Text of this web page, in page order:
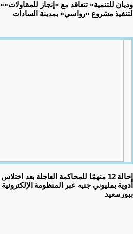
«وديان للتنمية» تتعاقد مع «إنجاز للمقاولات»
لتنفيذ مشروع «رواسي» بمدينة السادات
إحالة 12 متهمًا للمحاكمة العاجلة بعد اختلاس
أدوية بمليوني جنيه عبر المنظومة الإلكترونية
ببورسعيد